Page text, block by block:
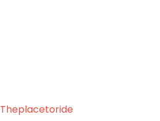
Theplacetoride